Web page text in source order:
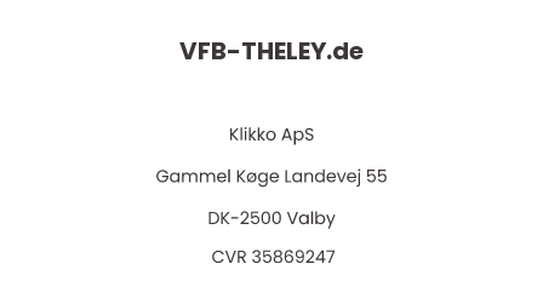
VFB-THELEY.de